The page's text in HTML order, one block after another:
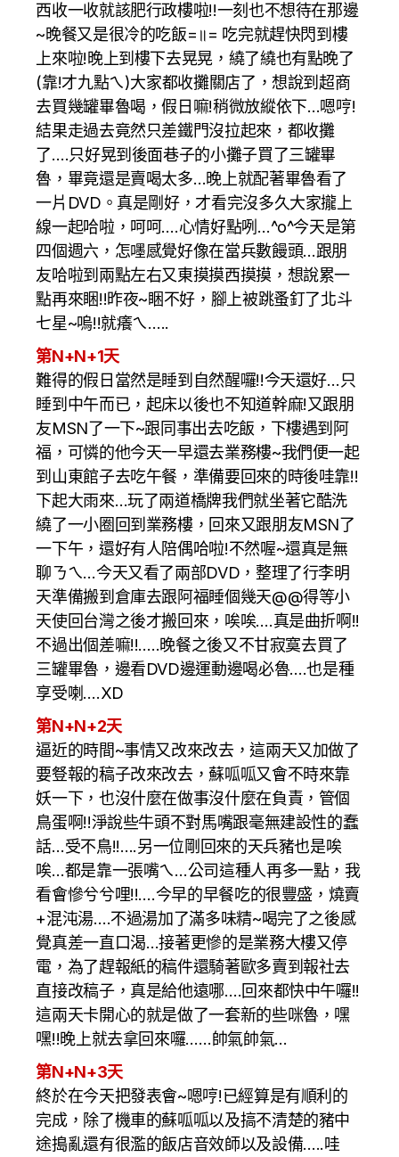
西收一收就該肥行政樓啦!!一刻也不想待在那邊
~晚餐又是很冷的吃飯=॥= 吃完就趕快閃到樓
上來啦!晚上到樓下去晃晃，繞了繞也有點晚了
(靠!才九點ㄟ)大家都收攤關店了，想說到超商
去買幾罐畢魯喝，假日嘛!稍微放縱依下…嗯哼!
結果走過去竟然只差鐵門沒拉起來，都收攤
了….只好晃到後面巷子的小攤子買了三罐畢
魯，畢竟還是賣喝太多…晚上就配著畢魯看了
一片DVD。真是剛好，才看完沒多久大家攏上
線一起哈啦，呵呵….心情好點咧…^o^今天是第
四個週六，怎嚜感覺好像在當兵數饅頭…跟朋
友哈啦到兩點左右又東摸摸西摸摸，想說累一
點再來睏!!昨夜~睏不好，腳上被跳蚤釘了北斗
七星~嗚!!就癢ㄟ…..
第N+N+1天
難得的假日當然是睡到自然醒囉!!今天還好…只
睡到中午而已，起床以後也不知道幹麻!又跟朋
友MSN了一下~跟同事出去吃飯，下樓遇到阿
福，可憐的他今天一早還去業務樓~我們便一起
到山東館子去吃午餐，準備要回來的時後哇靠!!
下起大雨來…玩了兩道橋牌我們就坐著它酷洗
繞了一小圈回到業務樓，回來又跟朋友MSN了
一下午，還好有人陪偶哈啦!不然喔~還真是無
聊ㄋㄟ…今天又看了兩部DVD，整理了行李明
天準備搬到倉庫去跟阿福睡個幾天@@得等小
天使回台灣之後才搬回來，唉唉….真是曲折啊!!
不過出個差嘛!!…..晚餐之後又不甘寂寞去買了
三罐畢魯，邊看DVD邊運動邊喝必魯….也是種
享受喇….XD
第N+N+2天
逼近的時間~事情又改來改去，這兩天又加做了
要豋報的稿子改來改去，蘇呱呱又會不時來靠
妖一下，也沒什麼在做事沒什麼在負責，管個
鳥蛋啊!!淨說些牛頭不對馬嘴跟毫無建設性的蠢
話…受不鳥!!….另一位剛回來的天兵豬也是唉
唉…都是靠一張嘴ㄟ…公司這種人再多一點，我
看會慘兮兮哩!!….今早的早餐吃的很豐盛，燒賣
+混沌湯….不過湯加了滿多味精~喝完了之後感
覺真差一直口渴…接著更慘的是業務大樓又停
電，為了趕報紙的稿件還騎著歐多賣到報社去
直接改稿子，真是給他遠哪….回來都快中午囉!!
這兩天卡開心的就是做了一套新的些咪魯，嘿
嘿!!晚上就去拿回來囉……帥氣帥氣…
第N+N+3天
終於在今天把發表會~嗯哼!已經算是有順利的
完成，除了機車的蘇呱呱以及搞不清楚的豬中
途搗亂還有很濫的飯店音效師以及設備…..哇